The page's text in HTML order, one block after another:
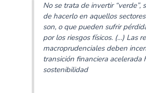
No se trata de invertir “verde”,
de hacerlo en aquellos
son, o que pueden sufrir
por los riesgos físicos. (…) Las
macroprudenciales deben
transición financiera acelerada
sostenibilidad